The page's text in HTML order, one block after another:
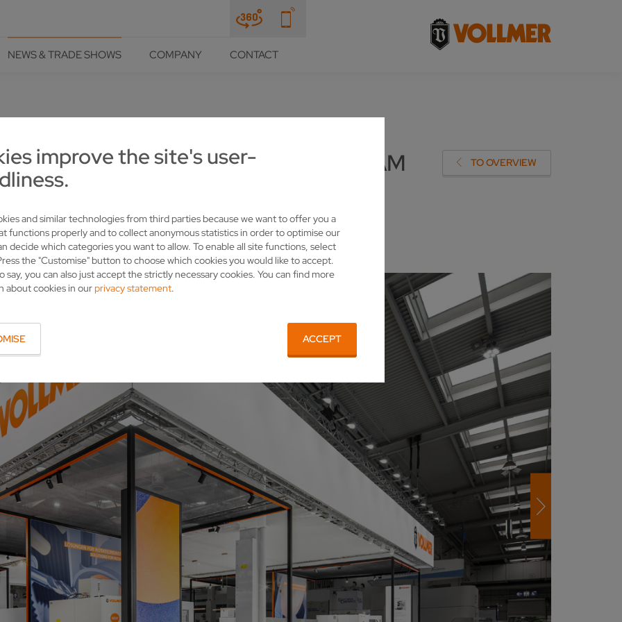
improve the site's user-
and similar technologies from third parties because we want to offer you a
functions properly and to collect anonymous statistics in order to optimise our
decide which categories you want to allow. To enable all site functions, select
the "Customise" button to choose which cookies you would like to accept.
say, you can also just accept the strictly necessary cookies. You can find more
about cookies in ourprivacy statement.
ACCEPT
NEWS & TRADE SHOWS COMPANY CONTACT
IST IN STUTTGART MIT 5S AM TO OVERVIEW